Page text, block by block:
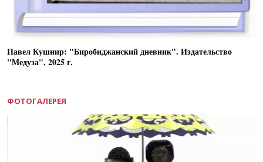
Павел Кушнир: "Биробиджанский дневник". Издательство
"Медуза", 2025 г.
ФОТОГАЛЕРЕЯ